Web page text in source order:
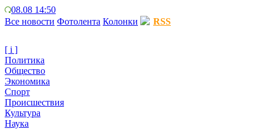
08.08 14:50
Все новости Фотолента Колонки RSS
[ i ]
Политика
Общество
Экономика
Спорт
Происшествия
Культура
Наука